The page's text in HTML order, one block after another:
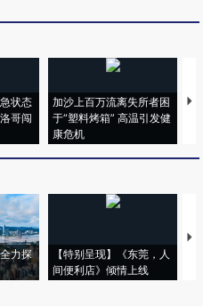
状态
哥闯
加沙上百万流离失所者困
于“塑料烤箱” 高温引发健
康危机
力探
【特别呈现】《东莞，人
间便利店》倾情上线